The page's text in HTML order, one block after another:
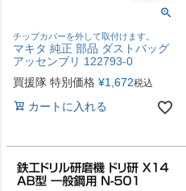
チップカバーを外して取付けます。
マキタ 純正 部品 ダストバッグ
アッセンブリ 122793-0
買援隊 特別価格 ¥1,672税込
カートに入れる